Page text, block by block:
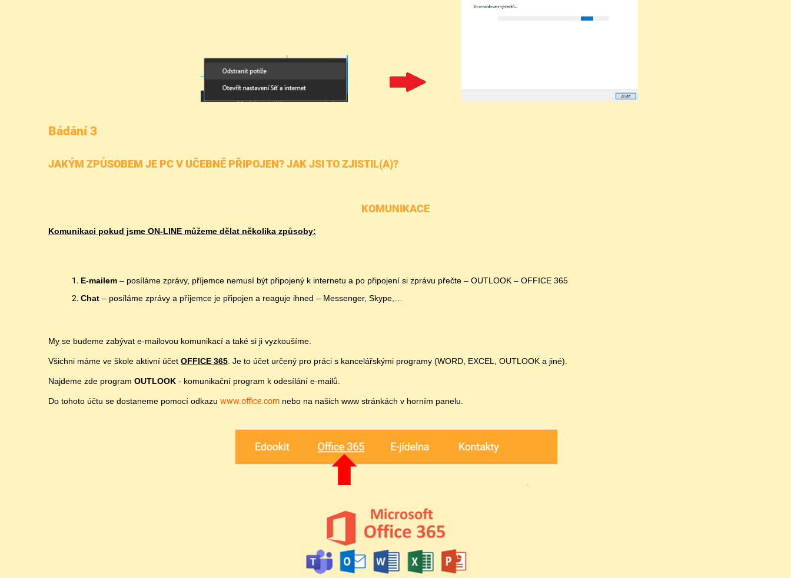
Bádání 3
JAKÝM ZPŮSOBEM JE PC V UČEBNĚ PŘIPOJEN? JAK JSI TO ZJISTIL(A)?
KOMUNIKACE
Komunikaci pokud jsme ON-LINE můžeme dělat několika způsoby:
E-mailem – posíláme zprávy, příjemce nemusí být připojený k internetu a po připojení si zprávu přečte – OUTLOOK – OFFICE 365
Chat – posíláme zprávy a příjemce je připojen a reaguje ihned – Messenger, Skype,…
My se budeme zabývat e-mailovou komunikací a také si ji vyzkoušíme.
Všichni máme ve škole aktivní účet OFFICE 365 . Je to účet určený pro práci s kancelářskými programy (WORD, EXCEL, OUTLOOK a jiné).
Najdeme zde program OUTLOOK - komunikační program k odesílání e-mailů.
Do tohoto účtu se dostaneme pomocí odkazu www.office.com nebo na našich www stránkách v horním panelu.